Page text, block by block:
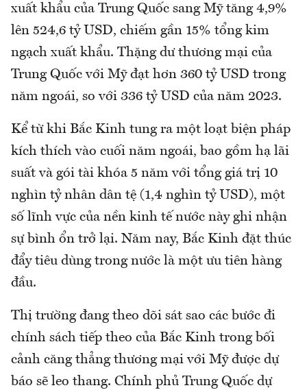
xuất khẩu của Trung Quốc sang Mỹ tăng 4,9%
lên 524,6 tỷ USD, chiếm gần 15% tổng kim
ngạch xuất khẩu. Thặng dư thương mại của
Trung Quốc với Mỹ đạt hơn 360 tỷ USD trong
năm ngoái, so với 336 tỷ USD của năm 2023.
Kể từ khi Bắc Kinh tung ra một loạt biện pháp
kích thích vào cuối năm ngoái, bao gồm hạ lãi
suất và gói tài khóa 5 năm với tổng giá trị 10
nghìn tỷ nhân dân tệ (1,4 nghìn tỷ USD), một
số lĩnh vực của nền kinh tế nước này ghi nhận
sự bình ổn trở lại. Năm nay, Bắc Kinh đặt thúc
đẩy tiêu dùng trong nước là một ưu tiên hàng
đầu.
Thị trường đang theo dõi sát sao các bước đi
chính sách tiếp theo của Bắc Kinh trong bối
cảnh căng thẳng thương mại với Mỹ được dự
báo sẽ leo thang. Chính phủ Trung Quốc dự